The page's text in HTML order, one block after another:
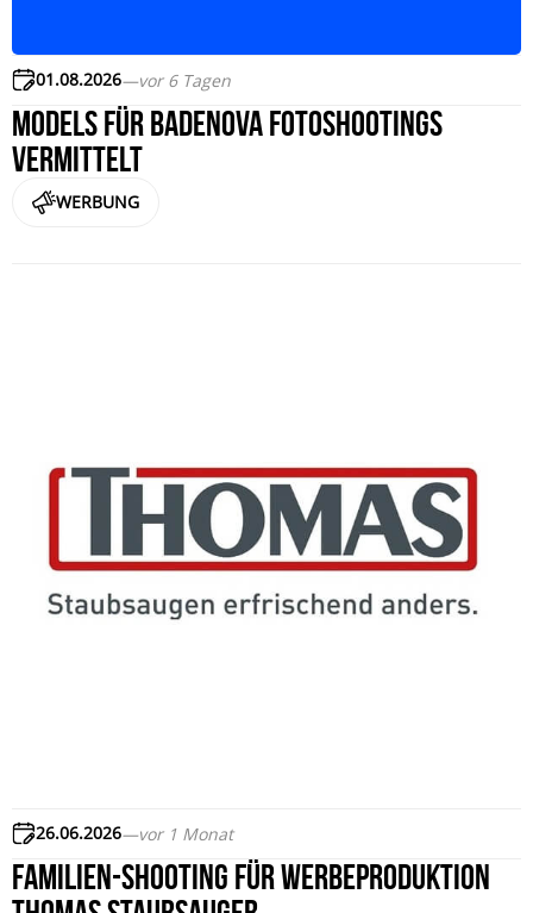
01.08.2026—vor 6 Tagen
Models für badenova Fotoshootings
vermittelt
WERBUNG
26.06.2026—vor 1 Monat
Familien-Shooting für Werbeproduktion